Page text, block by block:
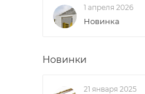
1 апреля 2026
Новинка
Новинки
21 января 2025